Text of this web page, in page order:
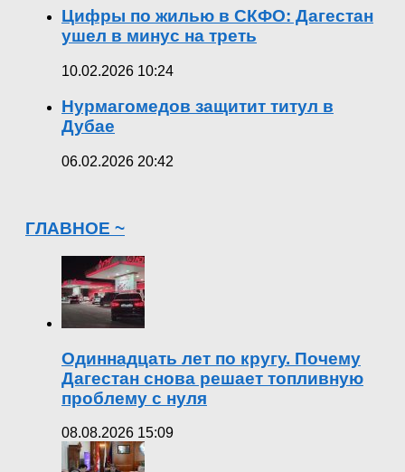
Цифры по жилью в СКФО: Дагестан
ушел в минус на треть
10.02.2026 10:24
Нурмагомедов защитит титул в
Дубае
06.02.2026 20:42
ГЛАВНОЕ ~
Одиннадцать лет по кругу. Почему
Дагестан снова решает топливную
проблему с нуля
08.08.2026 15:09